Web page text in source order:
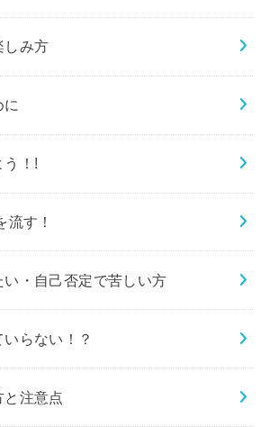
しみ方
う！!
流す！
い・自己否定で苦しい方
らない！？
と注意点